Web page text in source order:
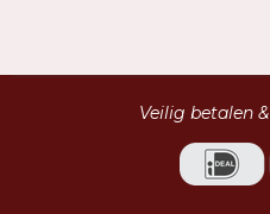
Veilig betalen